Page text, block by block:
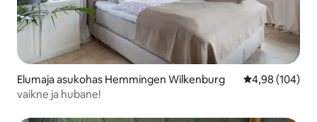
Elumaja asukohas Hemmingen Wilkenburg Keskmine
4,98 (104)
vaikne ja hubane!